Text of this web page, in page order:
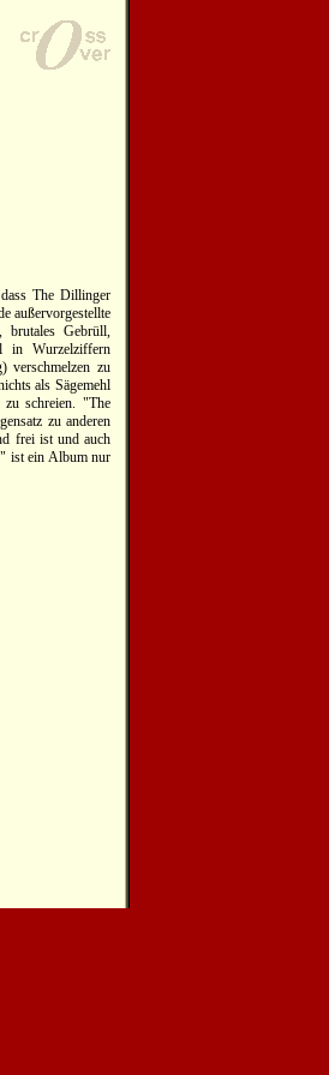
The Dillinger
außervorgestellte
brutales Gebrüll,
in Wurzelziffern
verschmelzen zu
als Sägemehl
schreien. "The
zu anderen
frei ist und auch
ist ein Album nur